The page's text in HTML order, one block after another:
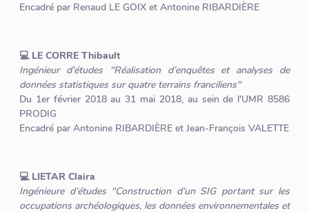
Encadré par Renaud LE GOIX et Antonine RIBARDIÈRE
💻 LE CORRE Thibault
Ingénieur d’études "Réalisation d’enquêtes et analyses de
données statistiques sur quatre terrains franciliens"
Du 1er février 2018 au 31 mai 2018, au sein de l'UMR 8586
PRODIG
Encadré par Antonine RIBARDIÈRE et Jean-François VALETTE
💻 LIETAR Claira
Ingénieure d’études "Construction d’un SIG portant sur les
occupations archéologiques, les données environnementales et